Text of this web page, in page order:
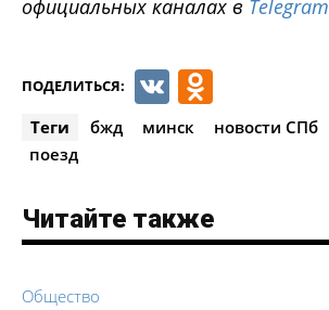
официальных каналах в Telegram
ПОДЕЛИТЬСЯ: VK
Теги бжд минск новости СПб
поезд
Читайте также
Общество